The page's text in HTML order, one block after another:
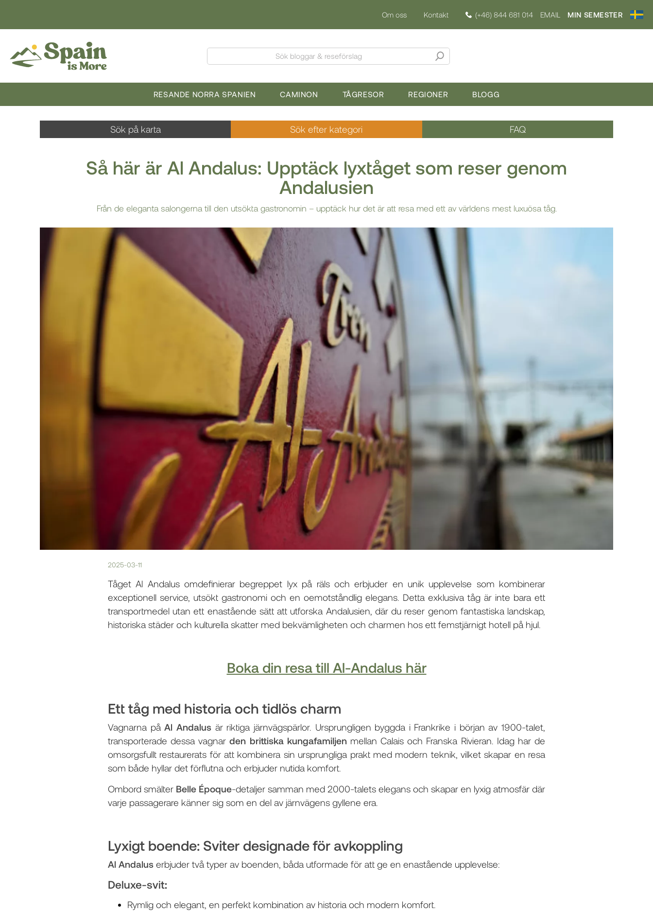
Om oss Kontakt (+46) 844 681 014 EMAIL MIN SEMESTER
Sök bloggar & reseförslag
RESANDE NORRA SPANIEN CAMINON TÅGRESOR REGIONER BLOGG
Sök på karta Sök efter kategori FAQ
Så här är Al Andalus: Upptäck lyxtåget som reser genom
Andalusien
Från de eleganta salongerna till den utsökta gastronomin – upptäck hur det är att resa med ett av världens mest luxuösa tåg.
2025-03-11
Tåget Al Andalus omdefinierar begreppet lyx på räls och erbjuder en unik upplevelse som kombinerar
exceptionell service, utsökt gastronomi och en oemotståndlig elegans. Detta exklusiva tåg är inte bara ett
transportmedel utan ett enastående sätt att utforska Andalusien, där du reser genom fantastiska landskap,
historiska städer och kulturella skatter med bekvämligheten och charmen hos ett femstjärnigt hotell på hjul.
Boka din resa till Al-Andalus här
Ett tåg med historia och tidlös charm
Vagnarna påAl Andalusär riktiga järnvägspärlor. Ursprungligen byggda i Frankrike i början av 1900-talet,
transporterade dessa vagnarden brittiska kungafamiljenmellan Calais och Franska Rivieran. Idag har de
omsorgsfullt restaurerats för att kombinera sin ursprungliga prakt med modern teknik, vilket skapar en resa
som både hyllar det förflutna och erbjuder nutida komfort.
Ombord smälter Belle Époque-detaljer samman med 2000-talets elegans och skapar en lyxig atmosfär där
varje passagerare känner sig som en del av järnvägens gyllene era.
Lyxigt boende: Sviter designade för avkoppling
Al Andalus erbjuder två typer av boenden, båda utformade för att ge en enastående upplevelse:
Deluxe-svit:
Rymlig och elegant, en perfekt kombination av historia och modern komfort.